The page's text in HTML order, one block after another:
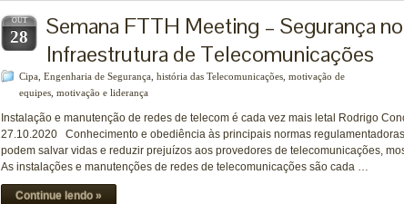
OUT
28
Semana FTTH Meeting – Segurança
Infraestrutura de Telecomunicações
Cipa Engenharia de Segurança história das Telecomunicações motivação de
equipes motivação e liderança
Instalação e manutenção de redes de telecom é cada vez mais letal Rodrigo
27.10.2020 Conhecimento e obediência às principais normas
podem salvar vidas e reduzir prejuízos aos provedores de telecomunicações,
As instalações e manutenções de redes de telecomunicações são cada …
Continue lendo »